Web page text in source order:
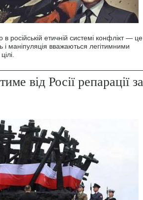
російській етичній системі конфлікт — це
і маніпуляція вважаються легітимними
від Росії репарації за